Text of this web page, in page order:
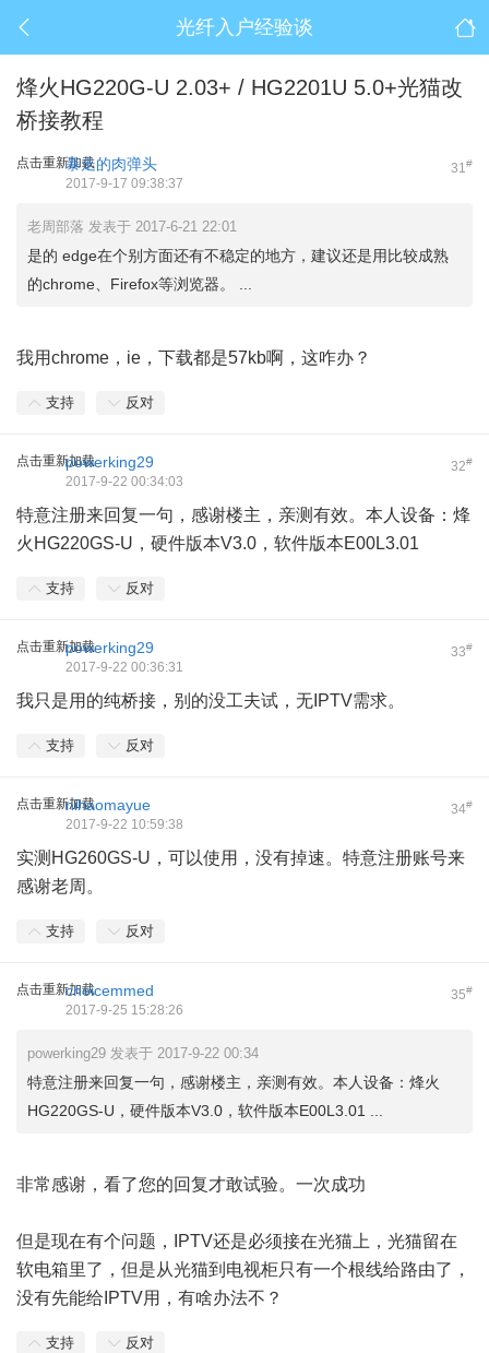
光纤入户经验谈
烽火HG220G-U 2.03+ / HG2201U 5.0+光猫改
桥接教程
点击重新加载 31#
暴走的肉弹头
2017-9-17 09:38:37
老周部落 发表于 2017-6-21 22:01
是的 edge在个别方面还有不稳定的地方，建议还是用比较成熟
的chrome、Firefox等浏览器。 ...
我用chrome，ie，下载都是57kb啊，这咋办？
支持 反对
点击重新加载 32#
powerking29
2017-9-22 00:34:03
特意注册来回复一句，感谢楼主，亲测有效。本人设备：烽
火HG220GS-U，硬件版本V3.0，软件版本E00L3.01
支持 反对
点击重新加载 33#
powerking29
2017-9-22 00:36:31
我只是用的纯桥接，别的没工夫试，无IPTV需求。
支持 反对
点击重新加载 34#
nihaomayue
2017-9-22 10:59:38
实测HG260GS-U，可以使用，没有掉速。特意注册账号来
感谢老周。
支持 反对
点击重新加载 35#
choicemmed
2017-9-25 15:28:26
powerking29 发表于 2017-9-22 00:34
特意注册来回复一句，感谢楼主，亲测有效。本人设备：烽火
HG220GS-U，硬件版本V3.0，软件版本E00L3.01 ...
非常感谢，看了您的回复才敢试验。一次成功
但是现在有个问题，IPTV还是必须接在光猫上，光猫留在
软电箱里了，但是从光猫到电视柜只有一个根线给路由了，
没有先能给IPTV用，有啥办法不？
支持 反对